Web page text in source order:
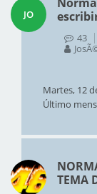
JO
43
Martes, 12
Último
TEMA